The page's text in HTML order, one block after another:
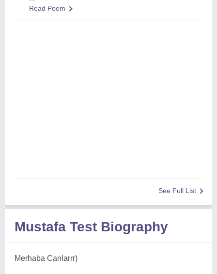
Read Poem
See Full List
Mustafa Test Biography
Merhaba Canlarrr)